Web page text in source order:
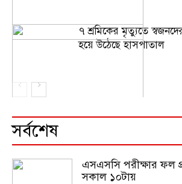
৭ শ্রমিকের মৃত্যুতে
হয়ে উঠেছে হাসপাতাল
সর্বশেষ
এসএসসি পরীক্ষার ফল
সকাল ১০টায়